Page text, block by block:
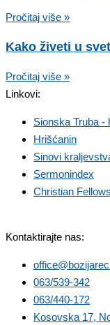
Pročitaj više »
Kako živeti u
Pročitaj više »
Linkovi:
Sionska Truba -
Hrišćanin
Sinovi
Sermonindex
Christian
Kontaktirajte nas:
063/539-342
063/440-172
Kosovska 17,